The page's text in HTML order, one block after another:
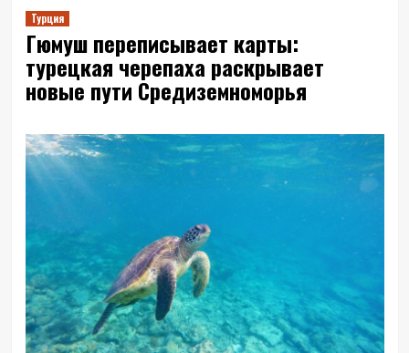
Турция
Гюмуш переписывает карты:
турецкая черепаха раскрывает
новые пути Средиземноморья